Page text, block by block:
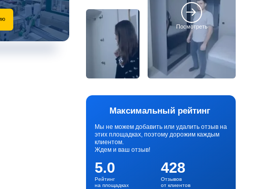
Посмотреть
Максимальный рейтинг
Мы не можем добавить или удалить отзыв на
этих площадках, поэтому дорожим каждым
клиентом.
Ждем и ваш отзыв!
5.0
Рейтинг
на площадках
428
Отзывов
от клиентов